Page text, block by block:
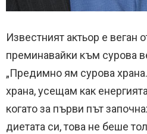
Известният актьор е веган
преминавайки към сурова
„Предимно ям сурова
храна, усещам как
когато за първи път
диетата си, това не беше